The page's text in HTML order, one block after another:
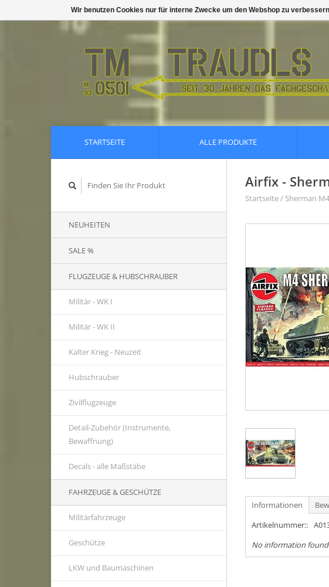
STARTSEITE ALLE PRODUKTE
NEUHEITEN
SALE %
FLUGZEUGE & HUBSCHRAUBER
Militär - WK I
Militär - WK II
Kalter Krieg - Neuzeit
Hubschrauber
Zivilflugzeuge
Detail-Zubehör (Instrumente,
Bewaffnung)
Decals - alle Maßstäbe
FAHRZEUGE & GESCHÜTZE
Militärfahrzeuge
Geschütze
LKW und Baumaschinen
Airfix -
Startseite/ Sherman
Informationen
Artikelnummer::
No information found
Wir benutzen Cookies nur für interne Zwecke um den Webshop zu